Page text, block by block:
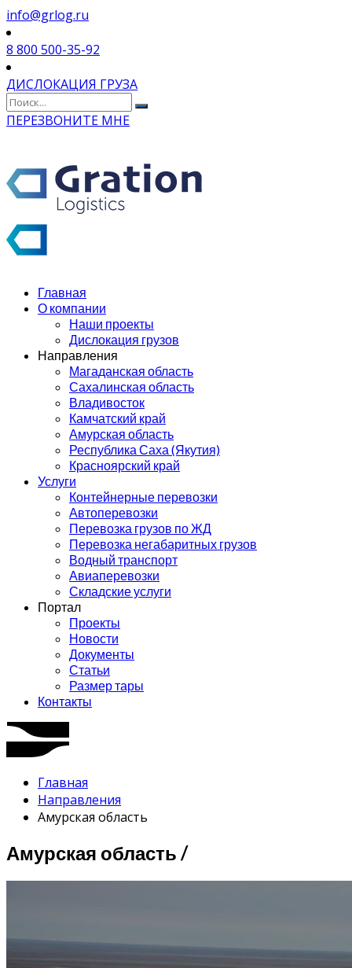
info@grlog.ru
8 800 500-35-92
ДИСЛОКАЦИЯ ГРУЗА
ПЕРЕЗВОНИТЕ МНЕ
Главная
О компании
Наши проекты
Дислокация грузов
Направления
Магаданская область
Сахалинская область
Владивосток
Камчатский край
Амурская область
Республика Саха (Якутия)
Красноярский край
Услуги
Контейнерные перевозки
Автоперевозки
Перевозка грузов по ЖД
Перевозка негабаритных грузов
Водный транспорт
Авиаперевозки
Складские услуги
Портал
Проекты
Новости
Документы
Статьи
Размер тары
Контакты
Главная
Направления
Амурская область
Амурская область /